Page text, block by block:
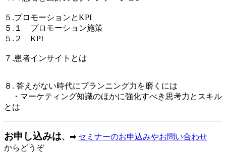
５.プロモーションとKPI
５.１ プロモーション施策
５.２ KPI
７.患者インサイトとは
８. 答えがない時代にプランニング力を磨くには
・マーケティング知識のほかに強化すべき思考力とスキル
とは
お申し込みは、 ➡ セミナーのお申込みやお問い合わせ
からどうぞ